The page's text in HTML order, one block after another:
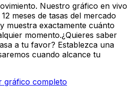
Nuestro gráfico en vivo
meses de tasas del mercado
muestra exactamente cuánto
momento.¿Quieres saber
a tu favor? Establezca una
cuando alcance tu
gráfico completo